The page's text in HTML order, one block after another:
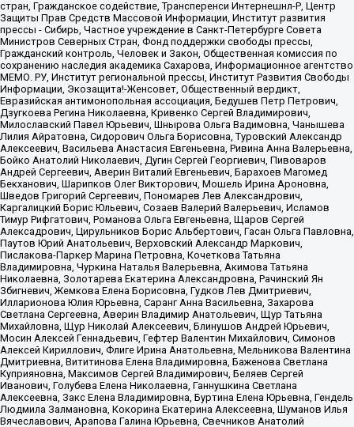
стран, Гражданское содействие, Трансперенси Интернешнл-Р, Центр
Защиты Прав Средств Массовой Информации, Институт развития
прессы - Сибирь, Частное учреждение в Санкт-Петербурге Совета
Министров Северных Стран, Фонд поддержки свободы прессы,
Гражданский контроль, Человек и Закон, Общественная комиссия по
сохранению наследия академика Сахарова, Информационное агентство
МЕМО. РУ, Институт региональной прессы, Институт Развития Свободы
Информации, Экозащита!-Женсовет, Общественный вердикт,
Евразийская антимонопольная ассоциация, Бедушев Петр Петрович,
Дзугкоева Регина Николаевна, Кривенко Сергей Владимирович,
Милославский Павел Юрьевич, Шнырова Ольга Вадимовна, Чанышева
Лилия Айратовна, Сидорович Ольга Борисовна, Туровский Александр
Алексеевич, Васильева Анастасия Евгеньевна, Ривина Анна Валерьевна,
Бойко Анатолий Николаевич, Дугин Сергей Георгиевич, Пивоваров
Андрей Сергеевич, Аверин Виталий Евгеньевич, Барахоев Магомед
Бекханович, Шарипков Олег Викторович, Мошель Ирина Ароновна,
Шведов Григорий Сергеевич, Пономарев Лев Александрович,
Каргалицкий Борис Юльевич, Созаев Валерий Валерьевич, Исламов
Тимур Рифгатович, Романова Ольга Евгеньевна, Щаров Сергей
Алексадрович, Цирульников Борис Альбертович, Гасан Ольга Павловна,
Паутов Юрий Анатольевич, Верховский Александр Маркович,
Пислакова-Паркер Марина Петровна, Кочеткова Татьяна
Владимировна, Чуркина Наталья Валерьевна, Акимова Татьяна
Николаевна, Золотарева Екатерина Александровна, Рачинский Ян
Збигневич, Жемкова Елена Борисовна, Гудков Лев Дмитриевич,
Илларионова Юлия Юрьевна, Саранг Анна Васильевна, Захарова
Светлана Сергеевна, Аверин Владимир Анатольевич, Щур Татьяна
Михайловна, Щур Николай Алексеевич, Блинушов Андрей Юрьевич,
Мосин Алексей Геннадьевич, Гефтер Валентин Михайлович, Симонов
Алексей Кириллович, Флиге Ирина Анатольевна, Мельникова Валентина
Дмитриевна, Вититинова Елена Владимировна, Баженова Светлана
Куприяновна, Максимов Сергей Владимирович, Беляев Сергей
Иванович, Голубева Елена Николаевна, Ганнушкина Светлана
Алексеевна, Закс Елена Владимировна, Буртина Елена Юрьевна, Гендель
Людмила Залмановна, Кокорина Екатерина Алексеевна, Шуманов Илья
Вячеславович, Арапова Галина Юрьевна, Свечников Анатолий